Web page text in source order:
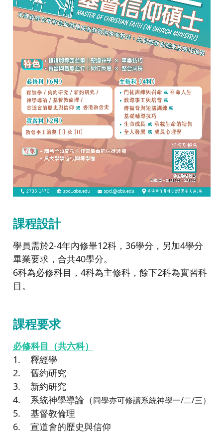
課程設計
學員需於2-4年內修畢12科，36學分，另加4學分
畢業要求，合共40學分。
6科為必修科目，4科為主修科，餘下2科為實習科
目。
課程要求
必修科目（共六科）
1. 釋經學
2. 舊約研究
3. 新約研究
4. 系統神學導論（同學亦可修讀系統神學一/二/三）
5. 基督教倫理
6. 宣道會的歷史與信仰